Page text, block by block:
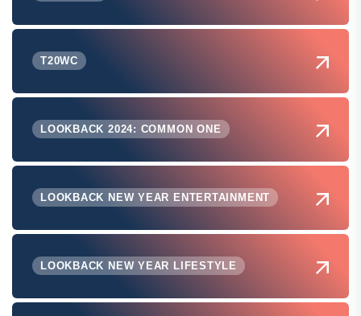
T20WC
LOOKBACK 2024: COMMON ONE
LOOKBACK NEW YEAR ENTERTAINMENT
LOOKBACK NEW YEAR LIFESTYLE